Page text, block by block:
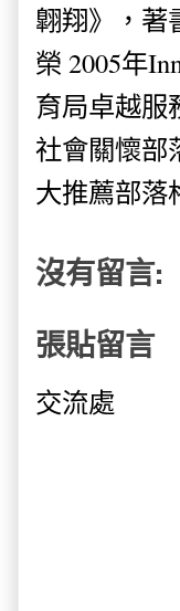
翺翔》，著
榮 2005年
育局卓越服
社會關懷部
大推薦部落
沒有留言:
張貼留言
交流處